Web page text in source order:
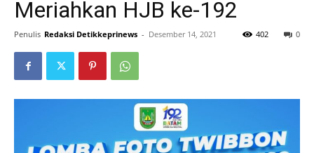
Meriahkan HJB ke-192
Penulis Redaksi Detikkeprinews - Desember 14, 2021 0
402